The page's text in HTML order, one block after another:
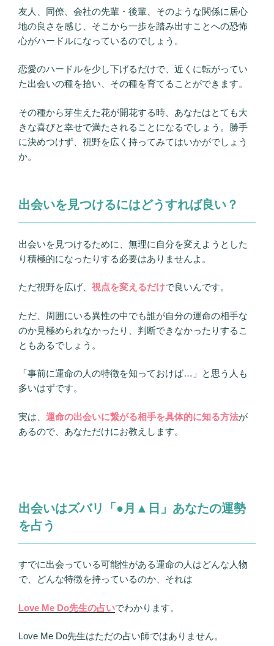
友人、同僚、会社の先輩・後輩、そのような関係に居心
地の良さを感じ、そこから一歩を踏み出すことへの恐怖
心がハードルになっているのでしょう。
恋愛のハードルを少し下げるだけで、近くに転がってい
た出会いの種を拾い、その種を育てることができます。
その種から芽生えた花が開花する時、あなたはとても大
きな喜びと幸せで満たされることになるでしょう。勝手
に決めつけず、視野を広く持ってみてはいかがでしょう
か。
出会いを見つけるにはどうすれば良い？
出会いを見つけるために、無理に自分を変えようとした
り積極的になったりする必要はありませんよ。
ただ視野を広げ、 視点を変えるだけで良いんです。
ただ、周囲にいる異性の中でも誰が自分の運命の相手な
のか見極められなかったり、判断できなかったりするこ
ともあるでしょう。
「事前に運命の人の特徴を知っておけば…」と思う人も
多いはずです。
実は、 運命の出会いに繋がる相手を具体的に知る方法が
あるので、あなただけにお教えします。
出会いはズバリ「●月▲日」あなたの運勢
を占う
すでに出会っている可能性がある運命の人はどんな人物
で、どんな特徴を持っているのか、それは
Love Me Do先生の占いでわかります。
Love Me Do先生はただの占い師ではありません。